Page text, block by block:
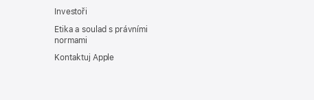
Investoři
Etika a soulad s právními
normami
Kontaktuj Apple